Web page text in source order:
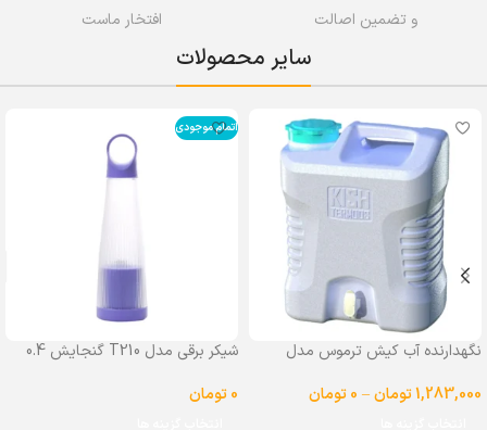
و تضمین اصالت افتخار ماست
سایر محصولات
نگهدارنده آب کیش ترموس مدل
1,283,000تومان–
0تومان
اتمام موجودی
شیکر برقی مدل T210 گنجایش 0.4
0تومان